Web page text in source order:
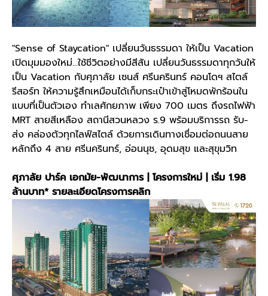
"Sense of Staycation" เปลี่ยนวันธรรมดา ให้เป็น Vacation
เปิดมุมมองใหม่...ใช้ชีวิตอย่างมีสีสัน เปลี่ยนวันธรรมดาทุกวันให้
เป็น Vacation กับศุภาลัย เซนส์ ศรีนครินทร์ คอนโดฯ สไตล์
รีสอร์ท ให้ความรู้สึกเหมือนได้เก็บกระเป๋าเข้าสู่โหมดพักร้อนใน
แบบที่เป็นตัวเอง ทำเลศักยภาพ เพียง 700 เมตร ถึงรถไฟฟ้า
MRT สายสีเหลือง สถานีสวนหลวง ร.9 พร้อมบริการรถ รับ-
ส่ง คล่องตัวทุกไลฟ์สไตล์ ด้วยการเดินทางเชื่อมต่อถนนสาย
หลักถึง 4 สาย ศรีนครินทร์, อ่อนนุช, อุดมสุข และสุขุมวิท
ศุภาลัย ปาร์ค เอกมัย-พัฒนาการ | โครงการใหม่ | เริ่ม 1.98
ล้านบาท* รายละเอียดโครงการคลิก